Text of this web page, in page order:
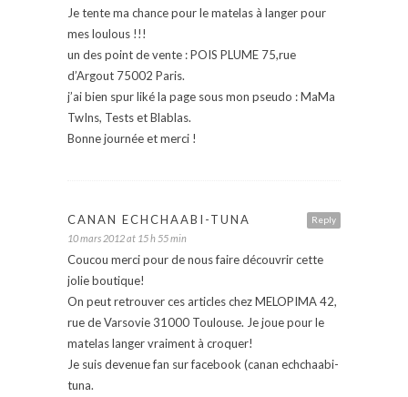
Je tente ma chance pour le matelas à langer pour
mes loulous !!!
un des point de vente : POIS PLUME 75,rue
d’Argout 75002 Paris.
j’ai bien spur liké la page sous mon pseudo : MaMa
TwIns, Tests et Blablas.
Bonne journée et merci !
Reply
CANAN ECHCHAABI-TUNA
10 mars 2012 at 15 h 55 min
Coucou merci pour de nous faire découvrir cette
jolie boutique!
On peut retrouver ces articles chez MELOPIMA 42,
rue de Varsovie 31000 Toulouse. Je joue pour le
matelas langer vraiment à croquer!
Je suis devenue fan sur facebook (canan echchaabi-
tuna.